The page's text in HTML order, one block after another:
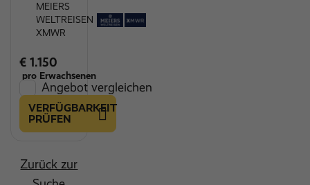
MEIERS
WELTREISEN
XMWR
€ 1.150
pro Erwachsenen
Angebot vergleichen
VERFÜGBARKEIT
PRÜFEN
Zurück zur